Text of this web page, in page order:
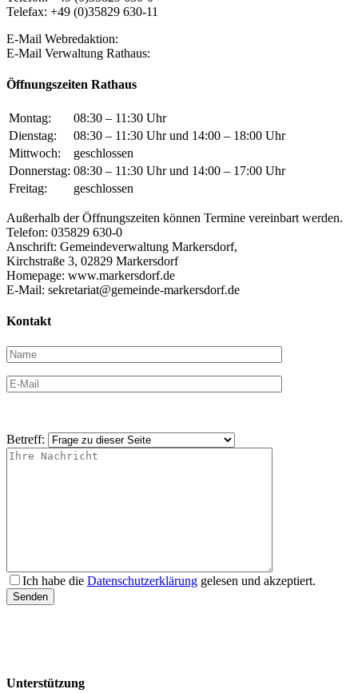
Telefax: +49 (0)35829 630-11
E-Mail Webredaktion:
E-Mail Verwaltung Rathaus:
Öffnungszeiten Rathaus
Montag:
08:30 – 11:30 Uhr
Dienstag:
08:30 – 11:30 Uhr und 14:00 – 18:00 Uhr
Mittwoch:
geschlossen
Donnerstag: 08:30 – 11:30 Uhr und 14:00 – 17:00 Uhr
Freitag:
geschlossen
Außerhalb der Öffnungszeiten können Termine vereinbart werden.
Telefon: 035829 630-0
Anschrift: Gemeindeverwaltung Markersdorf,
Kirchstraße 3, 02829 Markersdorf
Homepage: www.markersdorf.de
E-Mail: sekretariat@gemeinde-markersdorf.de
Kontakt
Betreff:
Ich habe die Datenschutzerklärung gelesen und akzeptiert.
Unterstützung